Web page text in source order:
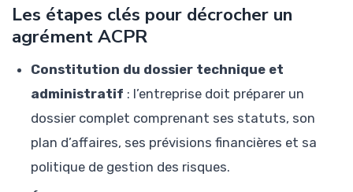
Les étapes clés pour décrocher un
agrément ACPR
Constitution du dossier technique et
administratif : l’entreprise doit préparer un
dossier complet comprenant ses statuts, son
plan d’affaires, ses prévisions financières et sa
politique de gestion des risques.